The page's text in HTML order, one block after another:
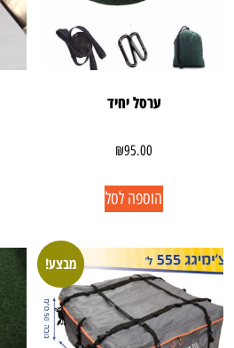
ערסל יחיד
₪95.00
הוספה לסל
מבצע!